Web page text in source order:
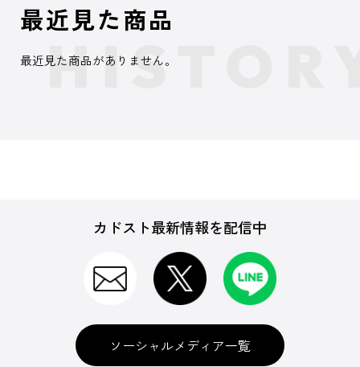
最近見た商品
最近見た商品がありません。
カドスト最新情報を配信中
ソーシャルメディア一覧